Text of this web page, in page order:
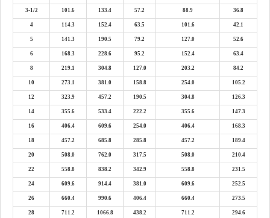
3-1/2 101.6 133.4 57.2 88.9 36.8
4 114.3 152.4 63.5 101.6 42.1
5 141.3 190.5 79.2 127.0 52.6
6 168.3 228.6 95.2 152.4 63.4
8 219.1 304.8 127.0 203.2 84.2
10 273.1 381.0 158.8 254.0 105.2
12 323.9 457.2 190.5 304.8 126.3
14 355.6 533.4 222.2 355.6 147.3
16 406.4 609.6 254.0 406.4 168.3
18 457.2 685.8 285.8 457.2 189.4
20 508.0 762.0 317.5 508.0 210.4
22 558.8 838.2 342.9 558.8 231.5
24 609.6 914.4 381.0 609.6 252.5
26 660.4 990.6 406.4 660.4 273.5
28 711.2 1066.8 438.2 711.2 294.6